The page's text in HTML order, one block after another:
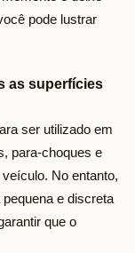
pode lustrar
as superfícies
ser utilizado em
para-choques e
No entanto,
e discreta
que o